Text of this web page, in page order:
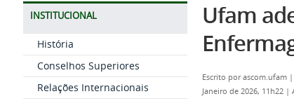
INSTITUCIONAL
História
Conselhos Superiores
Relações Internacionais
Ufam
Escrito porascom.ufam |
Janeiro de 2026, 11h22 |